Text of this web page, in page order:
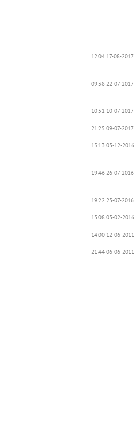
12:04 17-08-2017
09:38 22-07-2017
10:51 10-07-2017
21:25 09-07-2017
15:13 03-12-2016
19:46 26-07-2016
19:22 23-07-2016
13:08 03-02-2016
14:00 12-06-2011
21:44 06-06-2011